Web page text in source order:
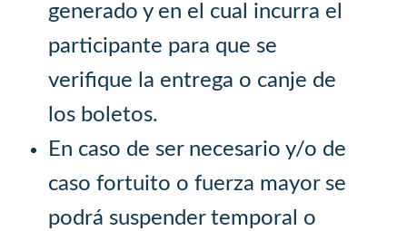
generado y en el cual incurra el
participante para que se
verifique la entrega o canje de
los boletos.
En caso de ser necesario y/o de
caso fortuito o fuerza mayor se
podrá suspender temporal o